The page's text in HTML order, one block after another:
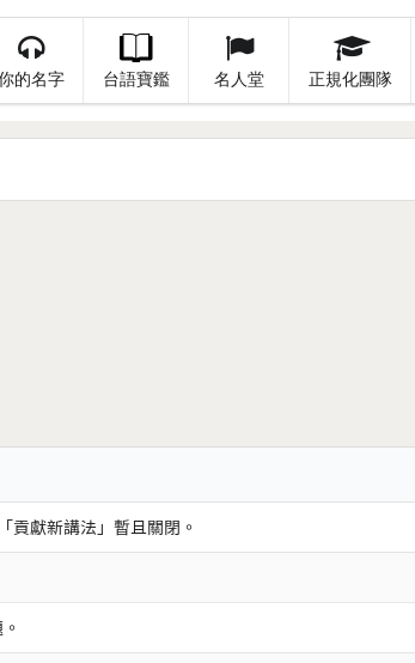
的名字 台語寶鑑 名人堂 正規化團隊
貢獻新講法」暫且關閉。